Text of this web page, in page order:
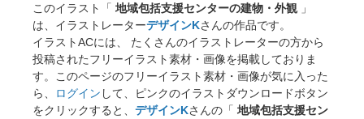
このイラスト「 地域包括支援センターの建物・外観 」
は、イラストレーターデザインKさんの作品です。
イラストACには、 たくさんのイラストレーターの方から
投稿されたフリーイラスト素材・画像を掲載しておりま
す。このページのフリーイラスト素材・画像が気に入った
ら、
ログイン して、ピンクのイラストダウンロードボタン
をクリックすると、 デザインKさんの「 地域包括支援セン